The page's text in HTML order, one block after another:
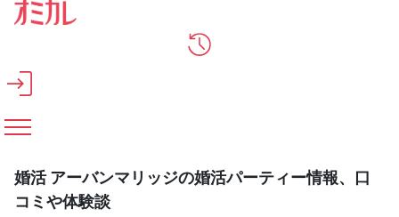
メインコンテンツへスキップ
婚活 アーバンマリッジの婚活パーティー情報、口
コミや体験談